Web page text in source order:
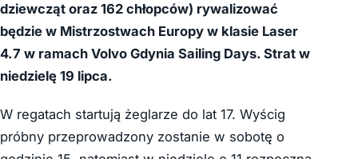
dziewcząt oraz 162 chłopców) rywalizować
będzie w Mistrzostwach Europy w klasie Laser
4.7 w ramach Volvo Gdynia Sailing Days. Strat w
niedzielę 19 lipca.
W regatach startują żeglarze do lat 17. Wyścig
próbny przeprowadzony zostanie w sobotę o